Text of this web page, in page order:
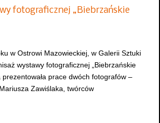
fotograficznej „Biebrzańskie
w Ostrowi Mazowieckiej, w Galerii Sztuki
wystawy fotograficznej „Biebrzańskie
prezentowała prace dwóch fotografów –
Zawiślaka, twórców